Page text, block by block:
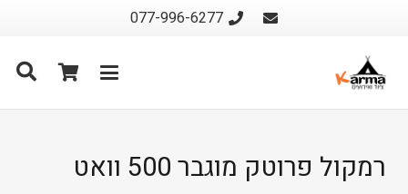
077-996-6277
רמקול פרוטק מוגבר 500 וואט